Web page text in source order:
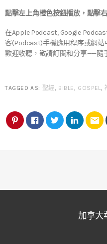
點擊左上角橙色按鈕播放，點擊
在Apple Podcast, Google
客(Podcast)手機應用程序或網站
歡迎收聽，敬請訂閱和分享——隨
TAGGED AS: 聖經, BIBLE, GOSPEL,
email
加拿大